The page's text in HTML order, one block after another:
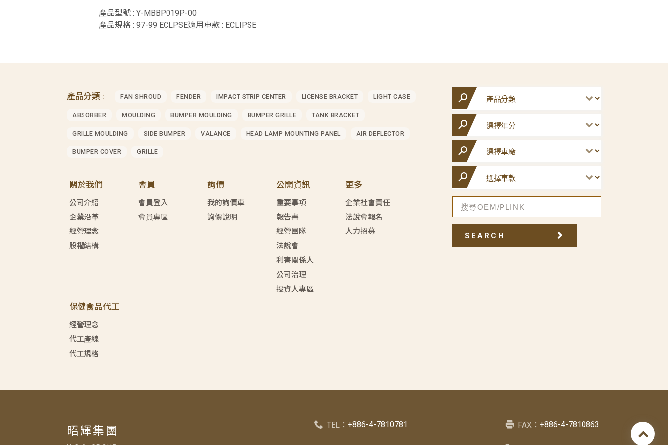
產品型號 : Y-MBBP019P-00
產品規格 : 97-99 ECLPSE適用車款 : ECLIPSE
產品分類 : FAN SHROUD FENDER IMPACT STRIP CENTER LICENSE BRACKET LIGHT CASE
ABSORBER MOULDING BUMPER MOULDING BUMPER GRILLE TANK BRACKET
GRILLE MOULDING SIDE BUMPER VALANCE HEAD LAMP MOUNTING PANEL AIR DEFLECTOR
BUMPER COVER GRILLE
關於我們
公司介紹
企業沿革
經營理念
股權結構
會員
會員登入
會員專區
詢價
我的詢價車
詢價說明
公開資訊
重要事項
報告書
經營團隊
法說會
利害關係人
公司治理
投資人專區
更多
企業社會責任
法說會報名
人力招募
保健食品代工
經營理念
代工產線
代工規格
SEARCH
昭輝集團 TEL： +886-4-7810781 FAX：+886-4-7810863